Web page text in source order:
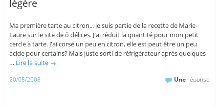
légère
Ma première tarte au citron... je suis partie de la recette de Marie-
Laure sur le site de ô délices. J'ai réduit la quantité pour mon petit
cercle à tarte. J'ai corsé un peu en citron, elle est peut être un peu
acide pour certains? Mais juste sorti de réfrigérateur après quelques
… Lire la suite →
20/05/2008 Une réponse